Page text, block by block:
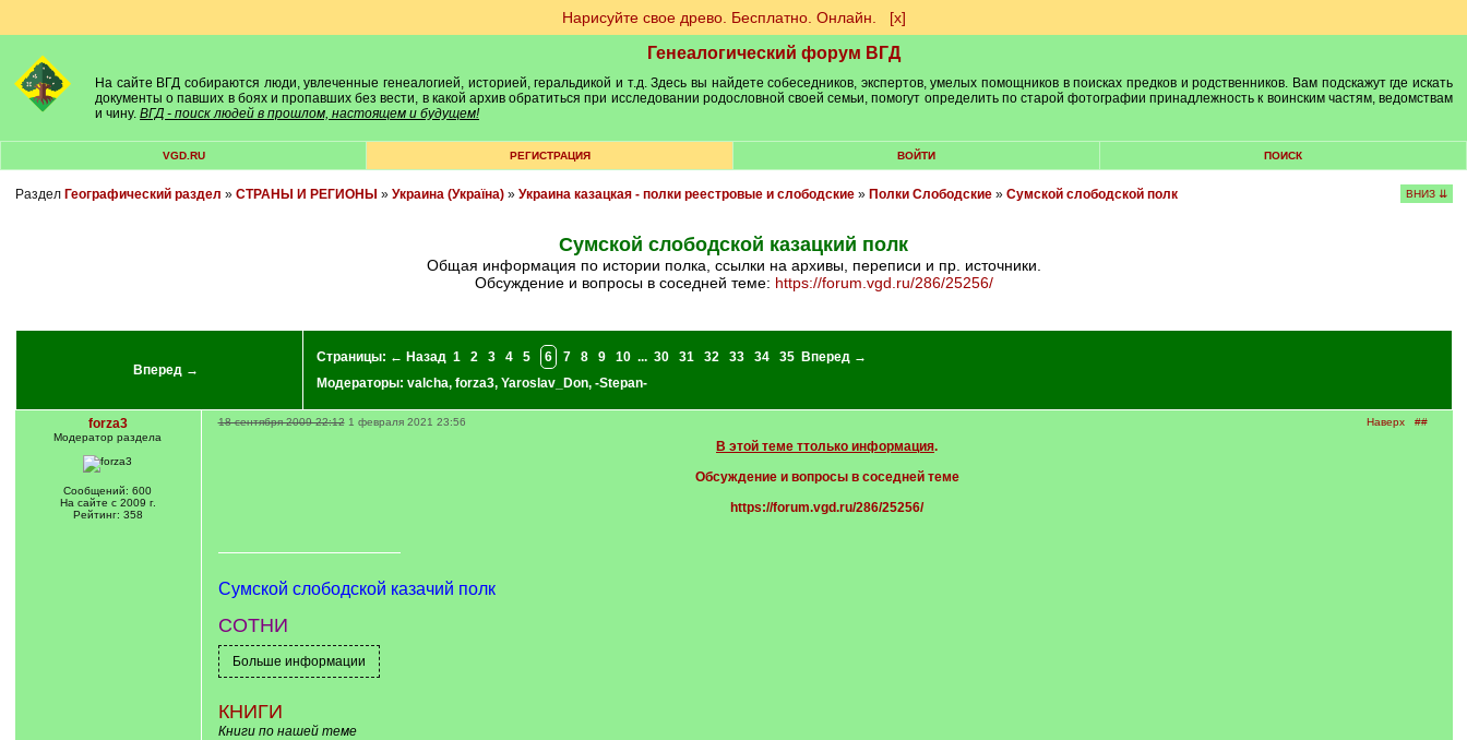
Нарисуйте свое древо. Бесплатно. Онлайн. [х]
Генеалогический форум ВГД
На сайте ВГД собираются люди, увлеченные генеалогией, историей, геральдикой и т.д. Здесь вы найдете собеседников, экспертов, умелых помощников в поисках предков и родственников. Вам подскажут где искать
документы о павших в боях и пропавших без вести, в какой архив обратиться при исследовании родословной своей семьи, помогут определить по старой фотографии принадлежность к воинским частям, ведомствам
и чину. ВГД - поиск людей в прошлом, настоящем и будущем!
VGD.RU РЕГИСТРАЦИЯ ВОЙТИ ПОИСК
Раздел Географический раздел » СТРАНЫ И РЕГИОНЫ » Украина (Україна)» Украина казацкая - полки реестровые и слободские» Полки Слободские» Сумской слободской полк ВНИЗ ⇊
Сумской слободской казацкий полк
Общая информация по истории полка, ссылки на архивы, переписи и пр. источники.
Обсуждение и вопросы в соседней теме: https://forum.vgd.ru/286/25256/
Вперед →
Страницы: ← Назад 1 2 3 4 5 6 7 8 9 10 ... 30 31 32 33 34 35
Вперед →
Модераторы: valcha, forza3, Yaroslav_Don, -Stepan-
forza3
Модератор раздела
Сообщений: 600
На сайте с 2009 г.
Рейтинг: 358
Наверх ##
18 сентября 2009 22:12 1 февраля 2021 23:56
В этой теме ттолько информация.
Обсуждение и вопросы в соседней теме
https://forum.vgd.ru/286/25256/
Сумской слободской казачий полк
СОТНИ
КНИГИ
Книги по нашей теме